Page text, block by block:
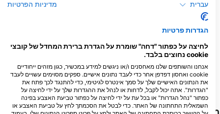
3 תצפיות
J
F
M
A
M
J
J
A
S
O
N
D
עברית מדיניות הפרטיות
הגדרות פרטיות
לחיצה על כפתור "דחה" שומרת על הגדרת ברירת המחדל של קובצי
cookie נחוצים בלבד.
אנחנו והשותפים שלנו מאחסנים ו/או ניגשים למידע במכשיר, כגון מזהים ייחודיים
cookie ואחסון דפדפן אחר כדי לעבד נתונים אישיים. ספקים מסוימים עשויים לעבד
את הנתונים האישיים שלך על סמך אינטרס לגיטימי, כדי להתנגד לכך פתח את
"הגדרות". אתה יכול לקבל, לדחות או לנהל את ההגדרות שלך על ידי לחיצה על
כפתור "נהל הגדרות" או בכל עת על ידי לחיצה על כפתור טביעת האצבע בפינה
השמאלית התחתונה של האתר. כדי לבטל את הסכמתך לחץ על טביעת האצבע או